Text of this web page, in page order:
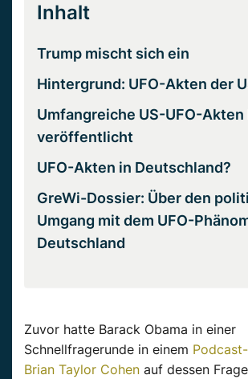
Inhalt
Trump mischt sich ein
Hintergrund: UFO-Akten der
Umfangreiche US-UFO-
veröffentlicht
UFO-Akten in Deutschland?
GreWi-Dossier: Über den
Umgang mit dem UFO-
Deutschland
Zuvor hatte Barack Obama in einer
Schnellfragerunde in einem
Brian Taylor Cohen auf dessen